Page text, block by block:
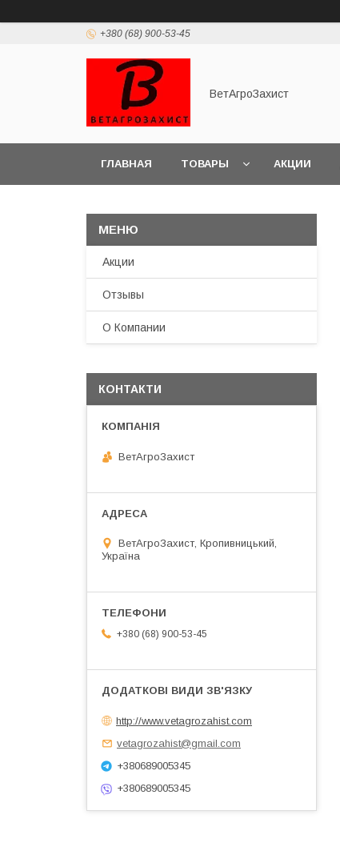
+380 (68) 900-53-45
ВетАгроЗахист
ГЛАВНАЯ ТОВАРЫ АКЦИИ
Акции
Отзывы
О Компании
КОНТАКТИ
ВетАгроЗахист
ВетАгроЗахист, Кропивницький,
Україна
+380 (68) 900-53-45
http://www.vetagrozahist.com
vetagrozahist@gmail.com
+380689005345
+380689005345